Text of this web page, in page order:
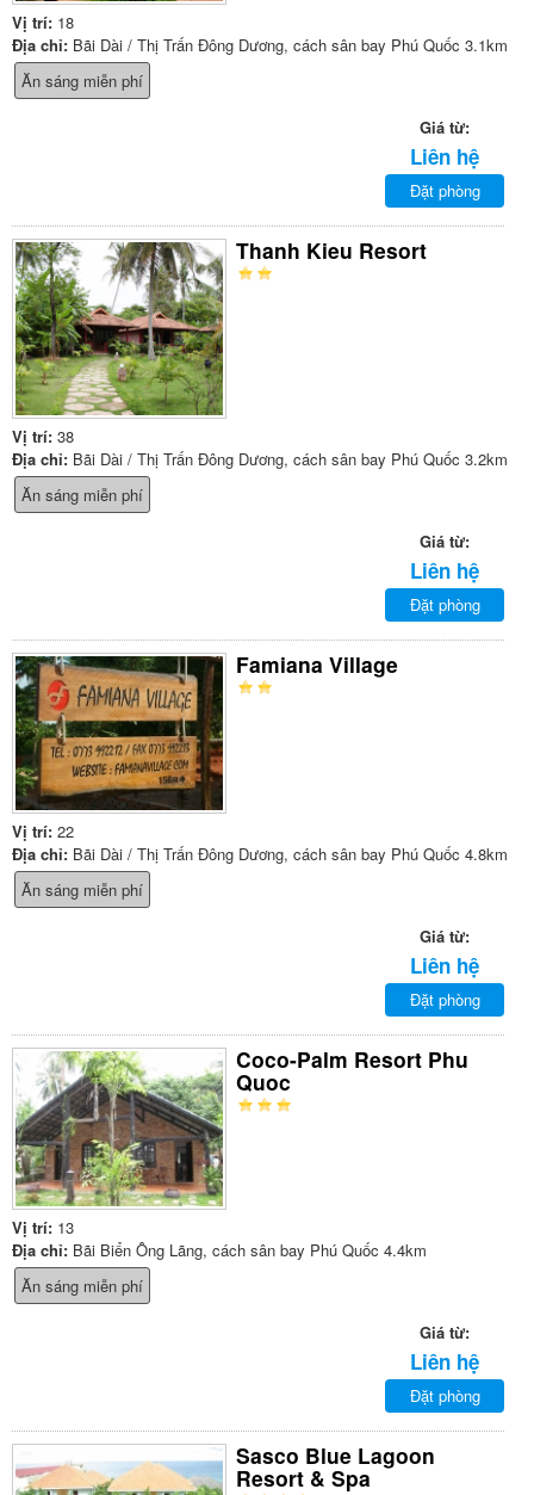
Vị trí: 18
Địa chỉ: Bãi Dài / Thị Trấn Đông Dương, cách sân bay Phú Quốc 3.1km
Ăn sáng miễn phí
Giá từ:
Liên hệ
Đặt phòng
Thanh Kieu Resort
Vị trí: 38
Địa chỉ: Bãi Dài / Thị Trấn Đông Dương, cách sân bay Phú Quốc 3.2km
Ăn sáng miễn phí
Giá từ:
Liên hệ
Đặt phòng
Famiana Village
Vị trí: 22
Địa chỉ: Bãi Dài / Thị Trấn Đông Dương, cách sân bay Phú Quốc 4.8km
Ăn sáng miễn phí
Giá từ:
Liên hệ
Đặt phòng
Coco-Palm Resort Phu
Quoc
Vị trí: 13
Địa chỉ: Bãi Biển Ông Lãng, cách sân bay Phú Quốc 4.4km
Ăn sáng miễn phí
Giá từ:
Liên hệ
Đặt phòng
Sasco Blue Lagoon
Resort & Spa